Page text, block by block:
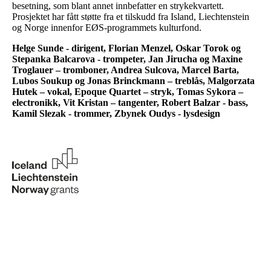
besetning, som blant annet innbefatter en strykekvartett.
Prosjektet har fått støtte fra et tilskudd fra Island, Liechtenstein
og Norge innenfor EØS-programmets kulturfond.
Helge Sunde - dirigent, Florian Menzel, Oskar Torok og
Stepanka Balcarova - trompeter, Jan Jirucha og Maxine
Troglauer – tromboner, Andrea Sulcova, Marcel Barta,
Lubos Soukup og Jonas Brinckmann – treblås, Malgorzata
Hutek – vokal, Epoque Quartet – stryk, Tomas Sykora –
electronikk, Vit Kristan – tangenter, Robert Balzar - bass,
Kamil Slezak - trommer, Zbynek Oudys - lysdesign